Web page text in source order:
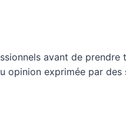
avant de prendre
opinion exprimée par des